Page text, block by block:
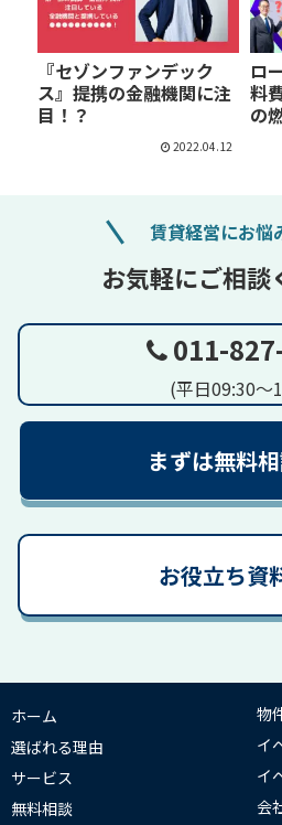
『セゾンファンデック
ス』提携の金融機関に注
目！？
2022.04.12
ロ
料
の
賃貸経営にお悩
お気軽にご相談
011-
(平日09:30～
まずは無料
お役立ち資
ホーム
選ばれる理由
サービス
無料相談
物
イ
イ
会